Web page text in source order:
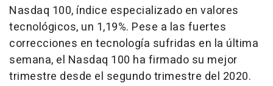
Nasdaq 100, índice especializado en valores
tecnológicos, un 1,19%. Pese a las fuertes
correcciones en tecnología sufridas en la última
semana, el Nasdaq 100 ha firmado su mejor
trimestre desde el segundo trimestre del 2020.